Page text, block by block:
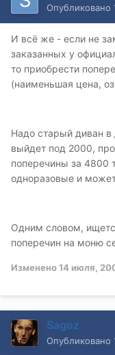
Опубликовано
И всё же - если не
заказанных у
то приобрести
(наименьшая цена,
Надо старый диван в
выйдет под 2000,
поперечины за 4800
одноразовые и
Одним словом,
поперечин на моню
Изменено14 июля,
Sagoz
Опубликовано